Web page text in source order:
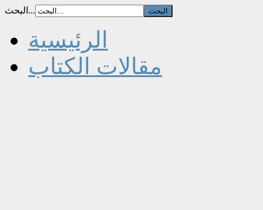
البحث...
الرئيسية
مقالات الكتاب